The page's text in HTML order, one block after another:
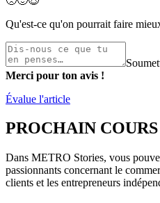
Qu'est-ce qu'on pourrait faire
Merci pour ton avis !
Évalue l'article
PROCHAIN
Dans METRO Stories, vous
passionnants concernant le
clients et les entrepreneurs